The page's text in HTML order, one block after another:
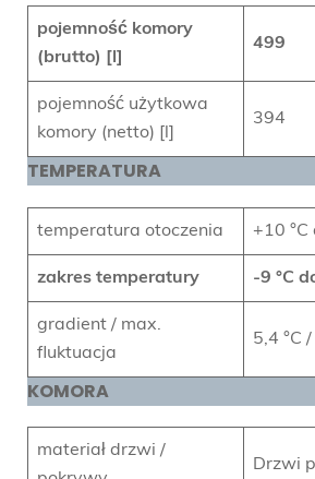
pojemność komory
(brutto) [l]
499
pojemność użytkowa
komory (netto) [l]
394
TEMPERATURA
temperatura otoczenia +10 °C
zakres temperatury -9 °C
gradient / max.
fluktuacja
5,4 °C /
KOMORA
materiał drzwi /
Drzwi